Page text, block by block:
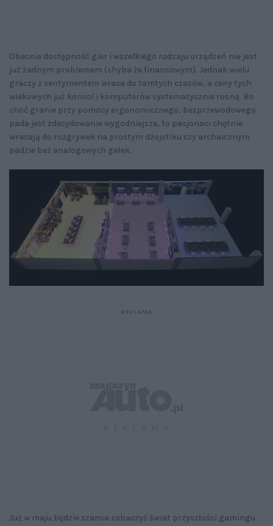
Obecnie dostępność gier i wszelkiego rodzaju urządzeń nie jest
już żadnym problemem (chyba że finansowym). Jednak wielu
graczy z sentymentem wraca do tamtych czasów, a ceny tych
wiekowych już konsol i komputerów systematycznie rosną. Bo
choć granie przy pomocy ergonomicznego, bezprzewodowego
pada jest zdecydowanie wygodniejsze, to pasjonaci chętnie
wracają do rozgrywek na prostym dżojstiku czy archaicznym
padzie bez analogowych gałek.
Już w maju będzie szansa zobaczyć świat przyszłości gamingu